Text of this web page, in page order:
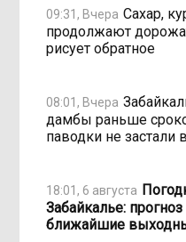
09:31, Вчера Сахар,
продолжают
рисует обратное
08:01, Вчера
дамбы раньше
паводки не застали
18:01, 6 августа
Забайкалье:
ближайшие